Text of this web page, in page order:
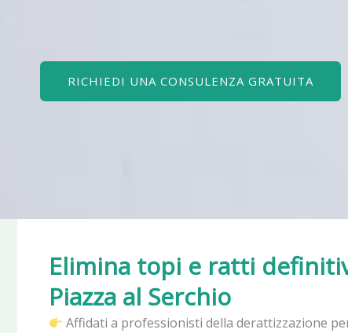
RICHIEDI UNA CONSULENZA GRATUITA
Elimina topi e ratti
Piazza al Serchio
Affidati a professionisti della derattizzazione